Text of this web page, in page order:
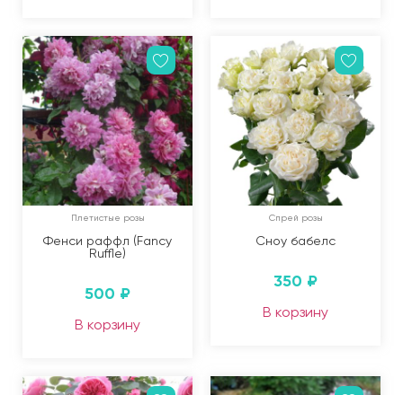
Плетистые розы
Фенси раффл (Fancy
Ruffle)
500 ₽
В корзину
Спрей розы
Сноу бабелс
350 ₽
В корзину